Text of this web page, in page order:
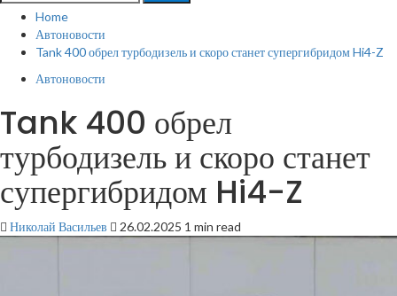
Home
Автоновости
Tank 400 обрел турбодизель и скоро станет супергибридом Hi4-Z
Автоновости
Tank 400 обрел
турбодизель и скоро станет
супергибридом Hi4-Z
Николай Васильев 26.02.2025 1 min read